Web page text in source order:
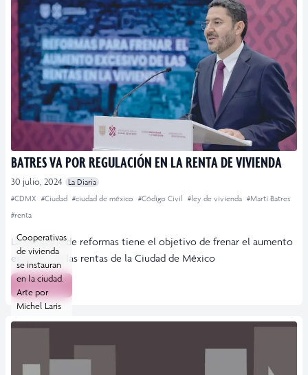
BATRES VA POR REGULACIÓN EN LA RENTA DE VIVIENDA
30 julio, 2024
La Diaria
#CDMX #Ciudad #ciudad de méxico #Código Civil #ley de vivienda #Martí Batres
#renta
La iniciativa de reformas tiene el objetivo de frenar el aumento
excesivo en las rentas de la Ciudad de México
Leer más
Cooperativas
de vivienda
se instauran
en la ciudad.
Arte por
Michel Laris